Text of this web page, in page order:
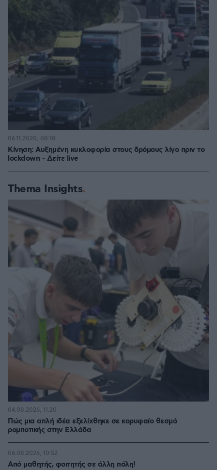
Κίνηση: Αυξημένη κυκλοφορία στους δρόμους λίγο πριν το
lockdown - Δείτε live
06.11.2020, 08:18
Thema Insights
Πώς μια απλή ιδέα εξελίχθηκε σε κορυφαίο θεσμό
ρομποτικής στην Ελλάδα
04.08.2026, 11:20
Από μαθητής, φοιτητής σε άλλη πόλη!
06.08.2026, 10:52